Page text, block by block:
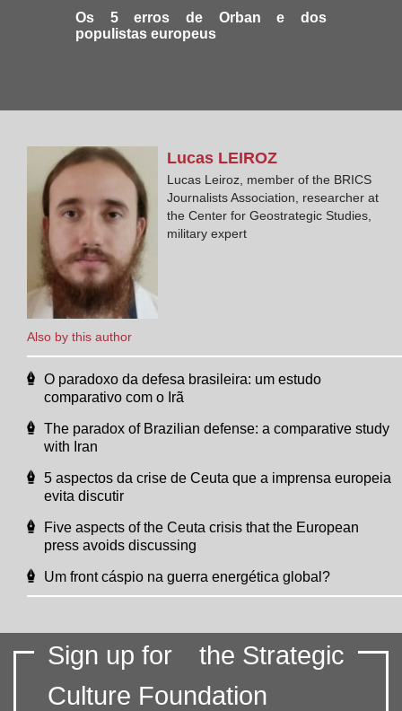
Os 5 erros de Orban e dos
populistas europeus
Also by this author
Lucas LEIROZ
Lucas Leiroz, member of the BRICS
Journalists Association, researcher at
the Center for Geostrategic Studies,
military expert
O paradoxo da defesa brasileira: um estudo
comparativo com o Irã
The paradox of Brazilian defense: a comparative study
with Iran
5 aspectos da crise de Ceuta que a imprensa europeia
evita discutir
Five aspects of the Ceuta crisis that the European
press avoids discussing
Um front cáspio na guerra energética global?
Sign up for
the Strategic
Culture Foundation